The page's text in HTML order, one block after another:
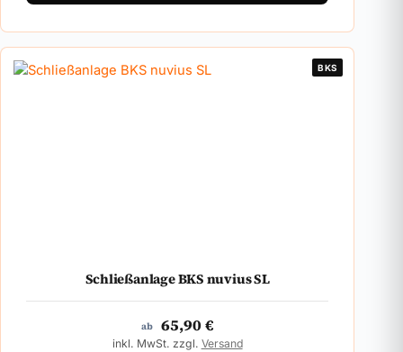
BKS
Schließanlage BKS nuvius SL
ab 65,90€
inkl. MwSt. zzgl. Versand